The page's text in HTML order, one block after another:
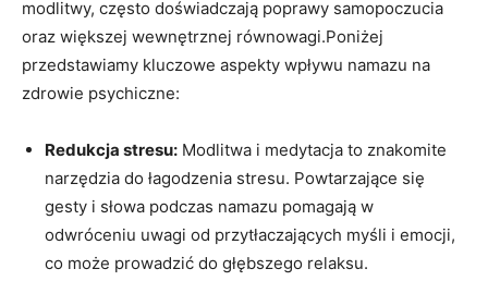
modlitwy, często doświadczają⁢ poprawy samopoczucia
oraz większej wewnętrznej równowagi.Poniżej
przedstawiamy kluczowe aspekty wpływu ‍namazu na
zdrowie psychiczne:
Redukcja stresu: Modlitwa i‍ medytacja to‍ znakomite
narzędzia do⁤ łagodzenia stresu. ⁢Powtarzające się
⁣gesty i słowa podczas namazu pomagają w
odwróceniu uwagi od przytłaczających myśli ⁤i emocji,
co ​może prowadzić do głębszego ⁢relaksu.